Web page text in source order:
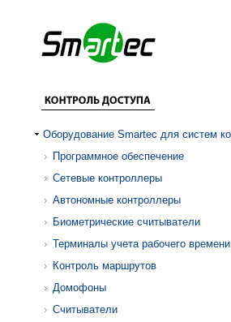
Оборудование Smartec для систем
Программное обеспечение
Сетевые контроллеры
Автономные контроллеры
Биометрические считыватели
Терминалы учета рабочего времени
Контроль маршрутов
Домофоны
Считыватели